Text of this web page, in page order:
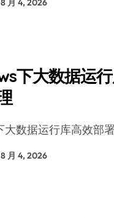
下大数据运
大数据运行库高效部
8 月 4, 2026